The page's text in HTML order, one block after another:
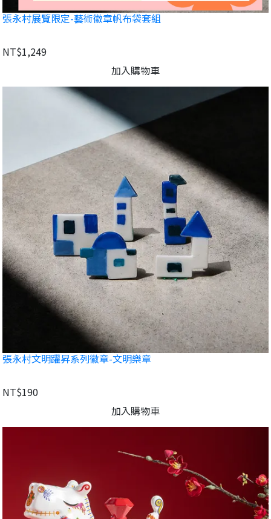
張永村展覽限定-藝術徽章帆布袋套組
NT$1,249
加入購物車
張永村文明躍昇系列徽章-文明樂章
NT$190
加入購物車